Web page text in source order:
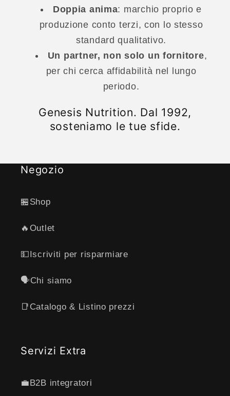
Doppia anima: marchio proprio e
produzione conto terzi, con lo stesso
standard qualitativo.
Un partner, non solo un fornitore,
per chi cerca affidabilità nel lungo
periodo.
Genesis Nutrition. Dal 1992,
sosteniamo le tue sfide.
Negozio
🏪Shop
🔥Outlet
💵Iscriviti per risparmiare
🗣️Chi siamo
📑Catalogo & Listino prezzi
Servizi Extra
💼B2B integratori